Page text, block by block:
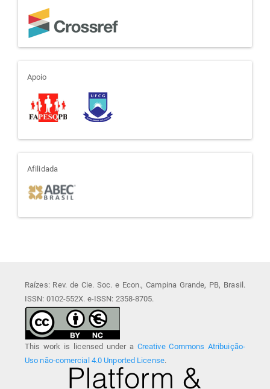
apoio
Apoio
afiliada
Afilidada
Raízes: Rev. de Cie. Soc. e Econ., Campina Grande, PB, Brasil.
ISSN: 0102-552X. e-ISSN: 2358-8705.
This work is licensed under a Creative Commons Atribuição-
Uso não-comercial 4.0 Unported License.